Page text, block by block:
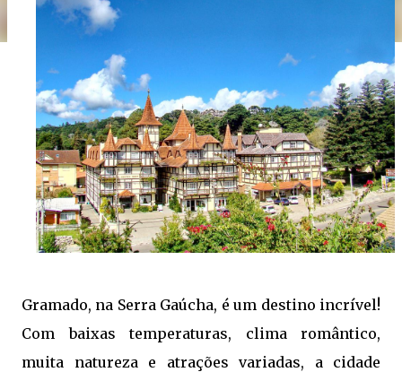
Gramado, na Serra Gaúcha, é um destino incrível!
Com baixas temperaturas, clima romântico,
muita natureza e atrações variadas, a cidade